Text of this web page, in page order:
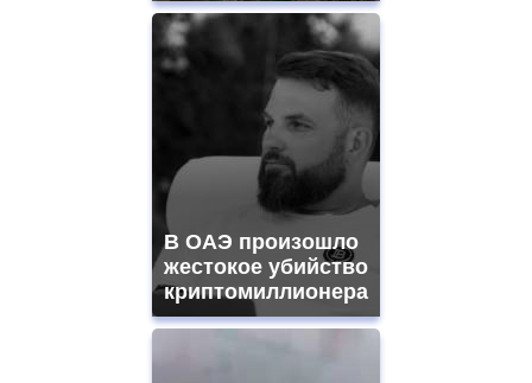
В ОАЭ произошло
жестокое убийство
криптомиллионера